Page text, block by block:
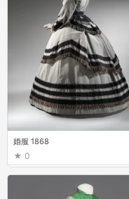
婚服 1868
0